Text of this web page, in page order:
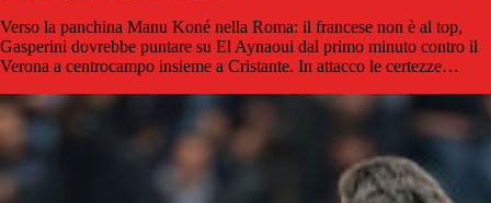
Verso la panchina Manu Koné nella Roma: il francese non è al top,
Gasperini dovrebbe puntare su El Aynaoui dal primo minuto contro il
Verona a centrocampo insieme a Cristante. In attacco le certezze…